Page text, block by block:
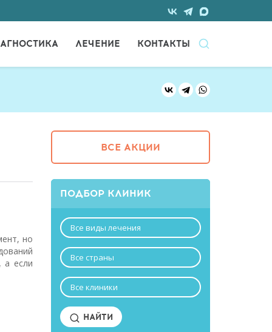
ЛЕЧЕНИЕ КОНТАКТЫ
но
а если
ВСЕ АКЦИИ
ПОДБОР КЛИНИК
Все виды лечения
Все страны
Все клиники
НАЙТИ